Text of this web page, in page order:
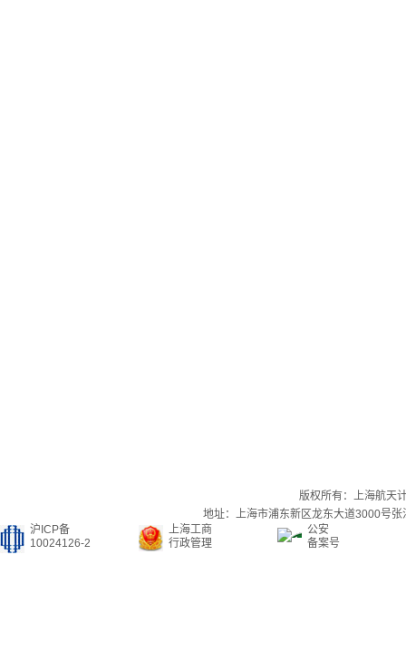
版权所有：上海航天
地址：上海市浦东新区龙东大道3000号
沪ICP备
10024126-2
上海工商
行政管理
公安
备案号